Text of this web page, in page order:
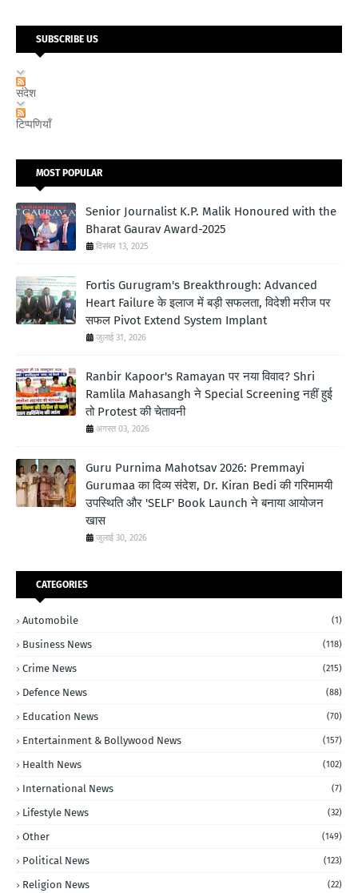
SUBSCRIBE US
संदेश
टिप्पणियाँ
MOST POPULAR
Senior Journalist K.P. Malik Honoured with the
Bharat Gaurav Award-2025
दिसंबर 13, 2025
Fortis Gurugram's Breakthrough: Advanced
Heart Failure के इलाज में बड़ी सफलता, विदेशी मरीज पर
सफल Pivot Extend System Implant
जुलाई 31, 2026
Ranbir Kapoor's Ramayan पर नया विवाद? Shri
Ramlila Mahasangh ने Special Screening नहीं हुई
तो Protest की चेतावनी
अगस्त 03, 2026
Guru Purnima Mahotsav 2026: Premmayi
Gurumaa का दिव्य संदेश, Dr. Kiran Bedi की गरिमामयी
उपस्थिति और 'SELF' Book Launch ने बनाया आयोजन
खास
जुलाई 30, 2026
CATEGORIES
Automobile (1)
Business News (118)
Crime News (215)
Defence News (88)
Education News (70)
Entertainment & Bollywood News (157)
Health News (102)
International News (7)
Lifestyle News (32)
Other (149)
Political News (123)
Religion News (22)